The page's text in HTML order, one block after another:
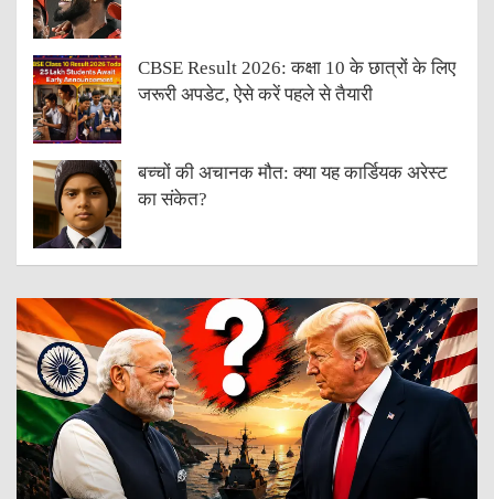
CBSE Result 2026: कक्षा 10 के छात्रों के लिए
जरूरी अपडेट, ऐसे करें पहले से तैयारी
बच्चों की अचानक मौत: क्या यह कार्डियक अरेस्ट
का संकेत?